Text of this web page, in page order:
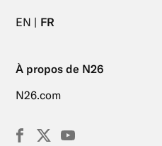
EN FR
À propos de N26
N26.com
Facebook
X
YouTube